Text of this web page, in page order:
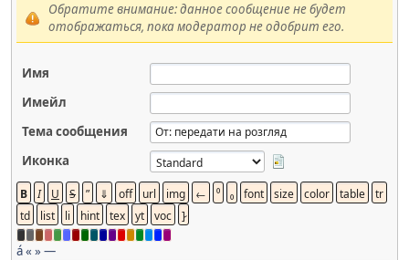
Обратите внимание: данное сообщение не будет
отображаться, пока модератор не одобрит его.
Имя
Имейл
Тема сообщения
Иконка
á« »—